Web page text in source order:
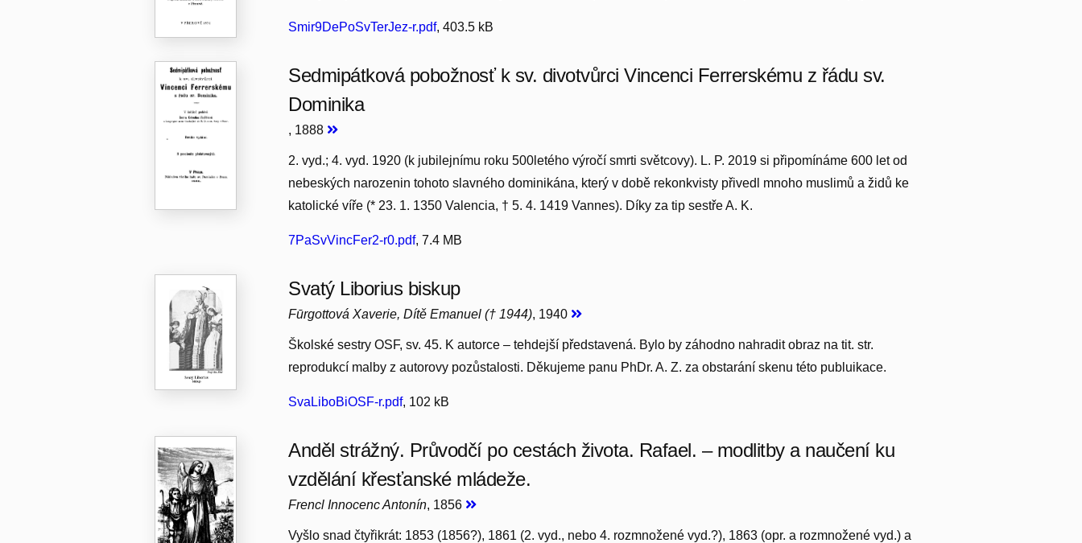
Smir9DePoSvTerJez-r.pdf, 403.5 kB
Sedmipátková pobožnosť k sv. divotvůrci Vincenci Ferrerskému z řádu sv.
Dominika
, 1888
2. vyd.; 4. vyd. 1920 (k jubilejnímu roku 500letého výročí smrti světcovy). L. P. 2019 si připomínáme 600 let od
nebeských narozenin tohoto slavného dominikána, který v době rekonkvisty přivedl mnoho muslimů a židů ke
katolické víře (* 23. 1. 1350 Valencia, † 5. 4. 1419 Vannes). Díky za tip sestře A. K.
7PaSvVincFer2-r0.pdf, 7.4 MB
Svatý Liborius biskup
Fūrgottová Xaverie, Dítě Emanuel († 1944), 1940
Školské sestry OSF, sv. 45. K autorce – tehdejší představená. Bylo by záhodno nahradit obraz na tit. str.
reprodukcí malby z autorovy pozůstalosti. Děkujeme panu PhDr. A. Z. za obstarání skenu této publuikace.
SvaLiboBiOSF-r.pdf, 102 kB
Anděl strážný. Průvodčí po cestách života. Rafael. – modlitby a naučení ku
vzdělání křesťanské mládeže.
Frencl Innocenc Antonín, 1856
Vyšlo snad čtyřikrát: 1853 (1856?), 1861 (2. vyd., nebo 4. rozmnožené vyd.?), 1863 (opr. a rozmnožené vyd.) a